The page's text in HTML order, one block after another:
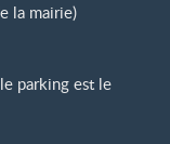
la mairie)
parking est le